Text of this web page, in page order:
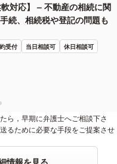
対応】 – 不動産の相続に関
続、相続税や登記の問題も
受付 当日相談可
休日相談可
ら，早期に弁護士へご相談下さ
るために必要な手段をご提案させ